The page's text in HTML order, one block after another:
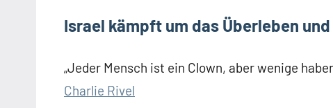
Israel kämpft um das Überleben
„Jeder Mensch ist ein Clown, aber wenige
Charlie Rivel